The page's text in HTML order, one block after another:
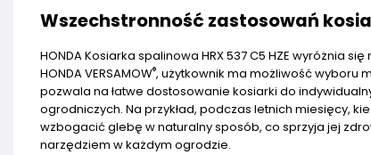
Wszechstronność zastosowań
HONDA Kosiarka spalinowa HRX 537 C5 HZE wyróżnia
HONDA VERSAMOW®, użytkownik ma możliwość wyboru
pozwala na łatwe dostosowanie kosiarki do
ogrodniczych. Na przykład, podczas letnich miesięcy,
wzbogacić glebę w naturalny sposób, co sprzyja jej
narzędziem w każdym ogrodzie.